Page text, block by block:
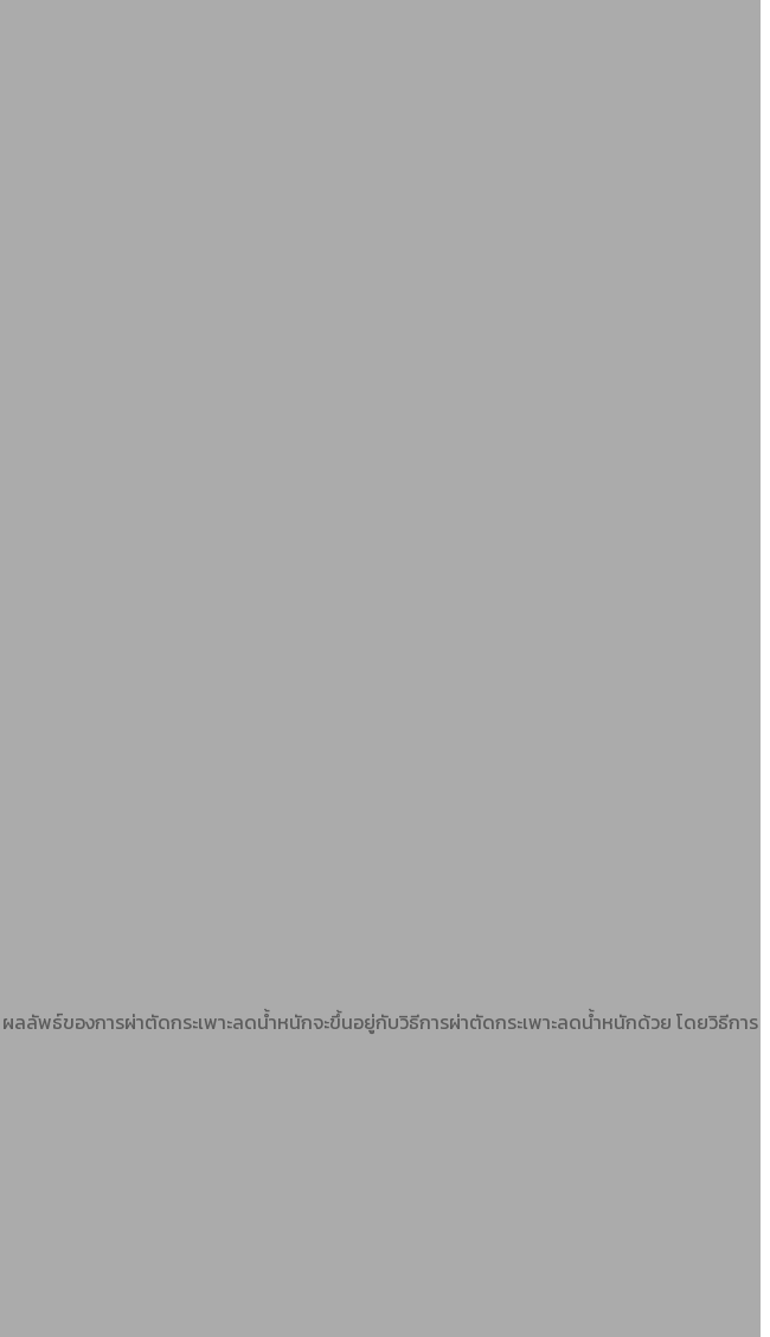
ลัพธ์ของการผ่าตัดกระเพาะลดน้ำหนักจะขึ้นอยู่กับวิธีการผ่าตัดกระเพาะลดน้ำหนักด้วย โดยวิธีการ